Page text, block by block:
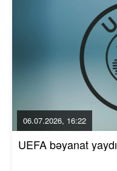
06.07.2026, 16:22
UEFA bəyanat yaydı